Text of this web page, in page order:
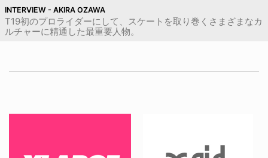
INTERVIEW - AKIRA OZAWA
T19初のプロライダーにして、スケートを取り巻くさまざまなカ
ルチャーに精通した最重要人物。